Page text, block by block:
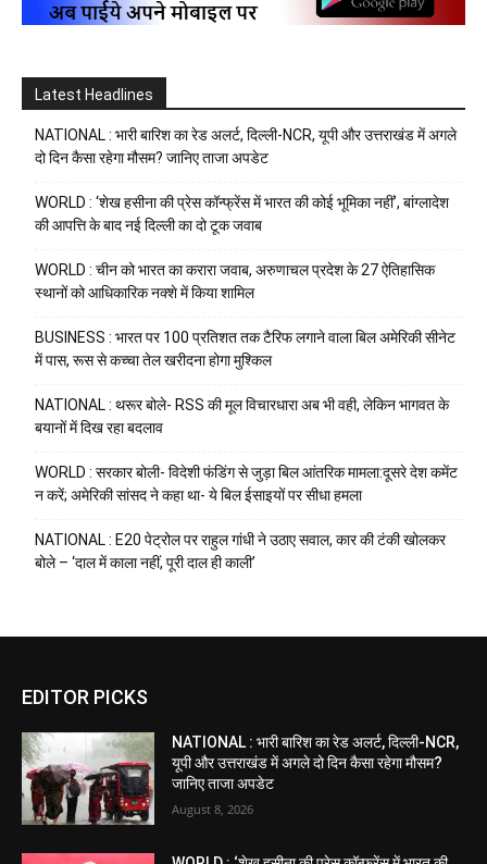
Latest Headlines
NATIONAL : भारी बारिश का रेड अलर्ट, दिल्ली-NCR, यूपी और उत्तराखंड में अगले
दो दिन कैसा रहेगा मौसम? जानिए ताजा अपडेट
WORLD : ‘शेख हसीना की प्रेस कॉन्फ्रेंस में भारत की कोई भूमिका नहीं’, बांग्लादेश
की आपत्ति के बाद नई दिल्ली का दो टूक जवाब
WORLD : चीन को भारत का करारा जवाब, अरुणाचल प्रदेश के 27 ऐतिहासिक
स्थानों को आधिकारिक नक्शे में किया शामिल
BUSINESS : भारत पर 100 प्रतिशत तक टैरिफ लगाने वाला बिल अमेरिकी सीनेट
में पास, रूस से कच्चा तेल खरीदना होगा मुश्किल
NATIONAL : थरूर बोले- RSS की मूल विचारधारा अब भी वही, लेकिन भागवत के
बयानों में दिख रहा बदलाव
WORLD : सरकार बोली- विदेशी फंडिंग से जुड़ा बिल आंतरिक मामला:दूसरे देश कमेंट
न करें; अमेरिकी सांसद ने कहा था- ये बिल ईसाइयों पर सीधा हमला
NATIONAL : E20 पेट्रोल पर राहुल गांधी ने उठाए सवाल, कार की टंकी खोलकर
बोले – ‘दाल में काला नहीं, पूरी दाल ही काली’
EDITOR PICKS
NATIONAL : भारी बारिश का रेड अलर्ट, दिल्ली-NCR,
यूपी और उत्तराखंड में अगले दो दिन कैसा रहेगा मौसम?
जानिए ताजा अपडेट
August 8, 2026